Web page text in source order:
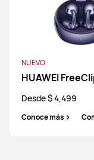
NUEVO
HUAWEI
Desde $ 4,499
Conoce más